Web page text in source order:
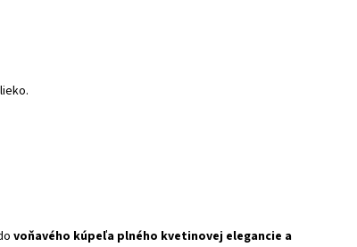
voňavého kúpeľa plného kvetinovej elegancie a